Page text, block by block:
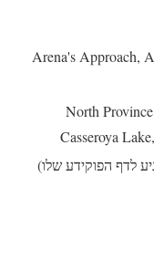
Arena's Approach,
North
Casseroya
לדף הפוקידע שלו)